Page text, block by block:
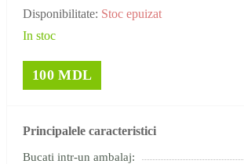
Disponibilitate: Stoc epuizat
In stoc
100 MDL
Principalele caracteristici
Bucati intr-un ambalaj: